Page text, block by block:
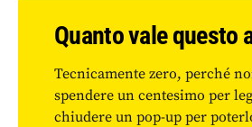
Quanto vale questo
Tecnicamente zero, perché
spendere un centesimo per
chiudere un pop-up per